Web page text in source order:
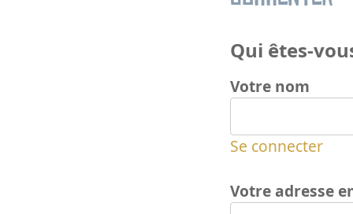
Qui êtes-
Votre nom
Se connecter
Votre adresse